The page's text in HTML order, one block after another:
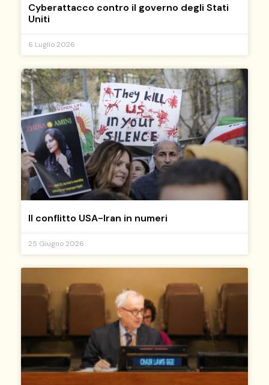
Cyberattacco contro il governo degli Stati
Uniti
6 Luglio 2026
Il conflitto USA-Iran in numeri
25 Giugno 2026